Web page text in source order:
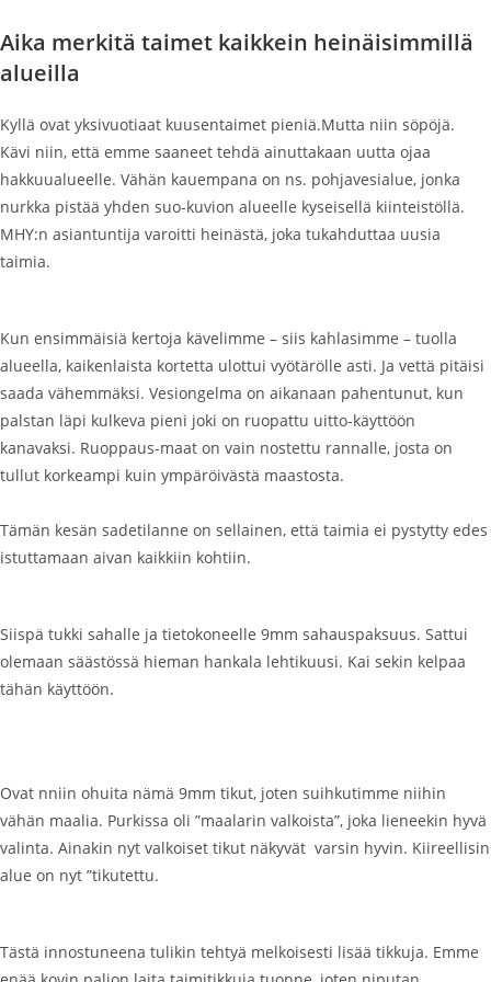
Aika merkitä taimet kaikkein heinäisimmillä
alueilla
Kyllä ovat yksivuotiaat kuusentaimet pieniä.Mutta niin söpöjä.
Kävi niin, että emme saaneet tehdä ainuttakaan uutta ojaa
hakkuualueelle. Vähän kauempana on ns. pohjavesialue, jonka
nurkka pistää yhden suo-kuvion alueelle kyseisellä kiinteistöllä.
MHY:n asiantuntija varoitti heinästä, joka tukahduttaa uusia
taimia.
Kun ensimmäisiä kertoja kävelimme – siis kahlasimme – tuolla
alueella, kaikenlaista kortetta ulottui vyötärölle asti. Ja vettä pitäisi
saada vähemmäksi. Vesiongelma on aikanaan pahentunut, kun
palstan läpi kulkeva pieni joki on ruopattu uitto-käyttöön
kanavaksi. Ruoppaus-maat on vain nostettu rannalle, josta on
tullut korkeampi kuin ympäröivästä maastosta.
Tämän kesän sadetilanne on sellainen, että taimia ei pystytty edes
istuttamaan aivan kaikkiin kohtiin.
Siispä tukki sahalle ja tietokoneelle 9mm sahauspaksuus. Sattui
olemaan säästössä hieman hankala lehtikuusi. Kai sekin kelpaa
tähän käyttöön.
Ovat nniin ohuita nämä 9mm tikut, joten suihkutimme niihin
vähän maalia. Purkissa oli ”maalarin valkoista”, joka lieneekin hyvä
valinta. Ainakin nyt valkoiset tikut näkyvät varsin hyvin. Kiireellisin
alue on nyt ”tikutettu.
Tästä innostuneena tulikin tehtyä melkoisesti lisää tikkuja. Emme